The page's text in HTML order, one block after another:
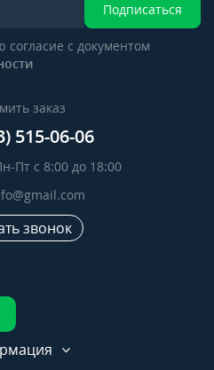
Подписаться
с документом
заказ
515-06-06
нам: Пн-Пт с 8:00 до 18:00
звонок